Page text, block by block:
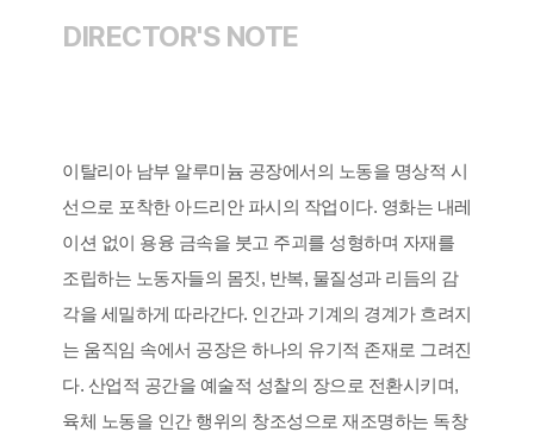
DIRECTOR'S NOTE
이탈리아 남부 알루미늄 공장에서의 노동을 명상적 시
선으로 포착한 아드리안 파시의 작업이다. 영화는 내레
이션 없이 용융 금속을 붓고 주괴를 성형하며 자재를
조립하는 노동자들의 몸짓, 반복, 물질성과 리듬의 감
각을 세밀하게 따라간다. 인간과 기계의 경계가 흐려지
는 움직임 속에서 공장은 하나의 유기적 존재로 그려진
다. 산업적 공간을 예술적 성찰의 장으로 전환시키며,
육체 노동을 인간 행위의 창조성으로 재조명하는 독창